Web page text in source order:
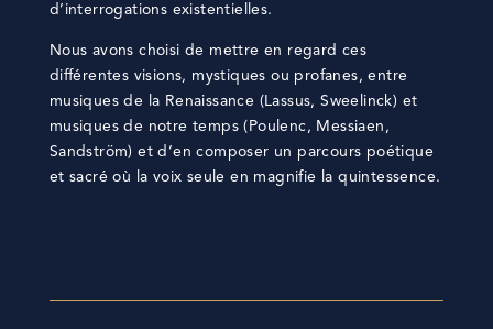
d’interrogations existentielles.
Nous avons choisi de mettre en regard ces
différentes visions, mystiques ou profanes, entre
musiques de la Renaissance (Lassus, Sweelinck) et
musiques de notre temps (Poulenc, Messiaen,
Sandström) et d’en composer un parcours poétique
et sacré où la voix seule en magnifie la quintessence.